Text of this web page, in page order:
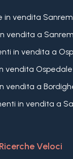
in vendita
vendita a
in vendita a
vendita
vendita a
in vendita a
Ricerche Veloci